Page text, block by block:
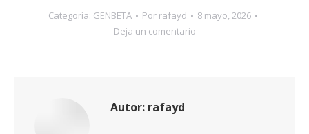
Categoría: GENBETA Por rafayd
8 mayo, 2026
Deja un comentario
Autor: rafayd